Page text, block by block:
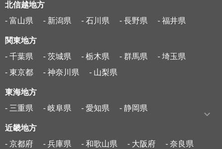
北信越地方
- 富山県
- 新潟県 - 石川県 - 長野県 - 福井県
関東地方
- 千葉県
- 茨城県 - 栃木県 - 群馬県
- 埼玉県
- 東京都
- 神奈川県 - 山梨県
東海地方
- 三重県
- 岐阜県 - 愛知県 - 静岡県
近畿地方
- 京都府
- 兵庫県 - 和歌山県 - 大阪府
- 奈良県